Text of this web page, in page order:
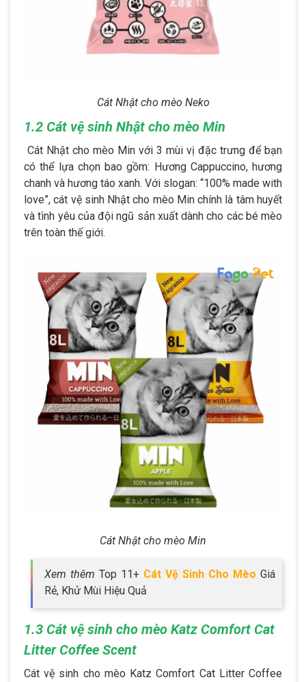
Cát Nhật cho mèo Neko
1.2 Cát vệ sinh Nhật cho mèo Min
Cát Nhật cho mèo Min với 3 mùi vị đặc trưng để bạn
có thể lựa chọn bao gồm: Hương Cappuccino, hương
chanh và hương táo xanh. Với slogan: “100% made with
love”, cát vệ sinh Nhật cho mèo Min chính là tâm huyết
và tình yêu của đội ngũ sản xuất dành cho các bé mèo
trên toàn thế giới.
Cát Nhật cho mèo Min
Xem thêm Top 11+ Cát Vệ Sinh Cho Mèo Giá
Rẻ, Khử Mùi Hiệu Quả
1.3 Cát vệ sinh cho mèo Katz Comfort Cat
Litter Coffee Scent
Cát vệ sinh cho mèo Katz Comfort Cat Litter Coffee